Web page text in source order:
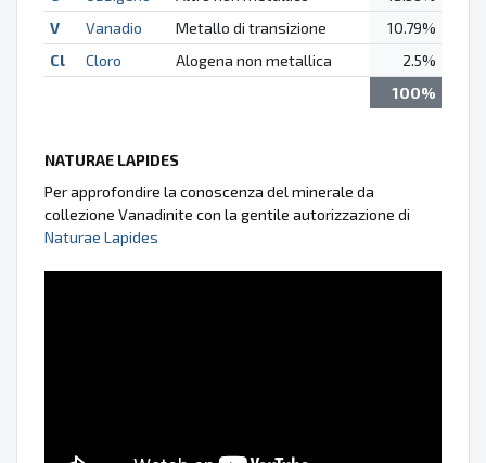
V
Vanadio Metallo di transizione
10.79%
Cl
Cloro Alogena non metallica
2.5%
100%
NATURAE LAPIDES
Per approfondire la conoscenza del minerale da
collezione Vanadinite con la gentile autorizzazione di
Naturae Lapides